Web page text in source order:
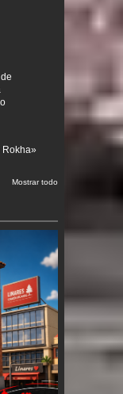
Rokha»
Mostrar todo